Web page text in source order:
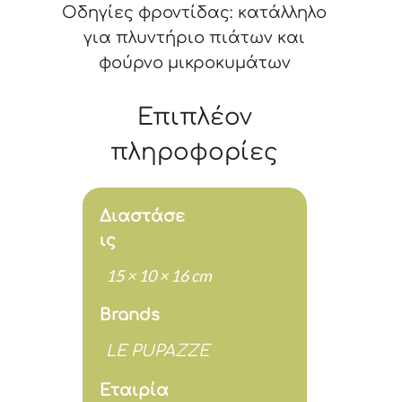
Οδηγίες φροντίδας: κατάλληλο
για πλυντήριο πιάτων και
φούρνο μικροκυμάτων
Επιπλέον
πληροφορίες
Διαστάσε
ις
15 × 10 × 16 cm
Brands
LE PUPAZZE
Εταιρία